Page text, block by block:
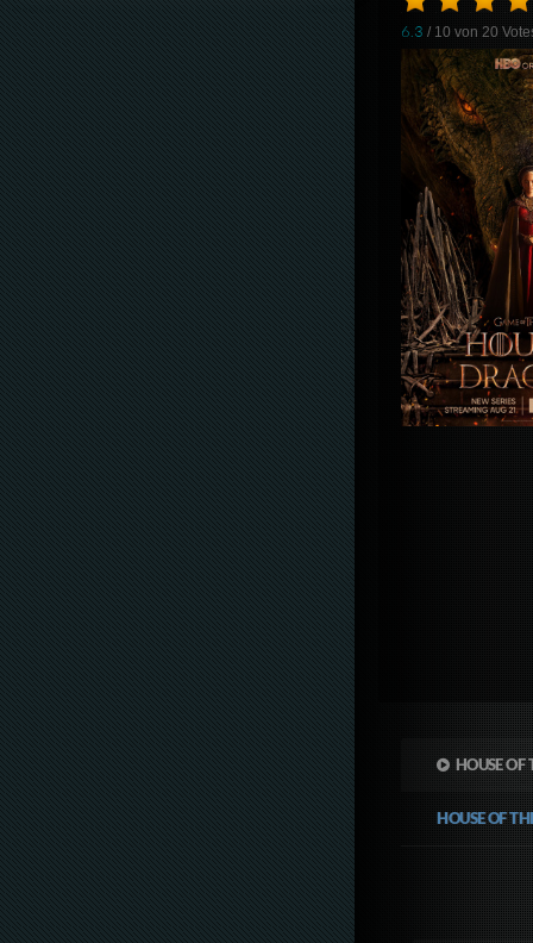
6.3 / 10 von20
HOUSE OF
HOUSE OF